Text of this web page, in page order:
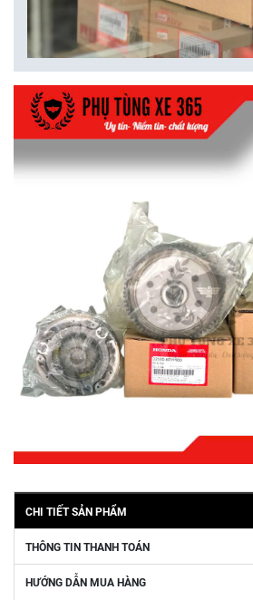
CHI TIẾT SẢN PHẨM
THÔNG TIN THANH TOÁN
HƯỚNG DẪN MUA HÀNG